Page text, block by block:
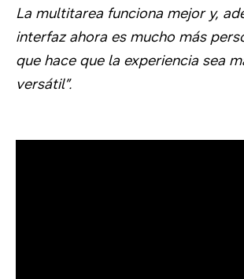
La multitarea funciona mejor y,
interfaz ahora es mucho más
que hace que la experiencia sea
versátil”.